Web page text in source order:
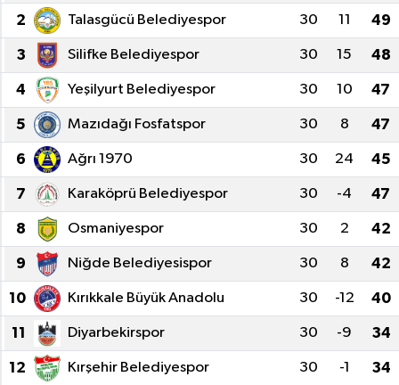
2 Talasgücü Belediyespor 30 11 49
3 Silifke Belediyespor 30 15 48
4 Yeşilyurt Belediyespor 30 10 47
5 Mazıdağı Fosfatspor 30 8 47
6 Ağrı 1970 30 24 45
7 Karaköprü Belediyespor 30 -4 47
8 Osmaniyespor 30 2 42
9 Niğde Belediyesispor 30 8 42
10 Kırıkkale Büyük Anadolu 30 -12 40
11 Diyarbekirspor 30 -9 34
12 Kırşehir Belediyespor 30 -1 34